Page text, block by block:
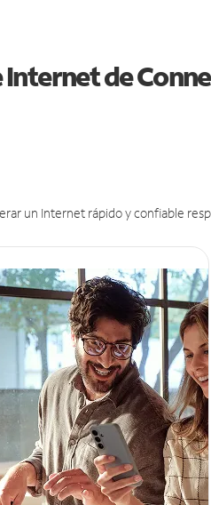
Internet de
un Internet rápido y confiable